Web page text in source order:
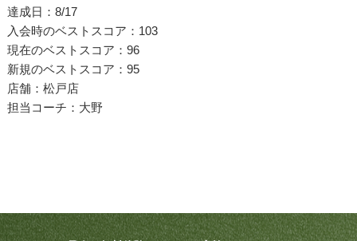
エゴスキューメソッド
レッスン内容
ゴルフが楽しみたい（初心者）
自分に合うクラブが欲しい
達成日：8/17
入会時のベストスコア：103
現在のベストスコア：96
新規のベストスコア：95
店舗：松戸店
担当コーチ：大野